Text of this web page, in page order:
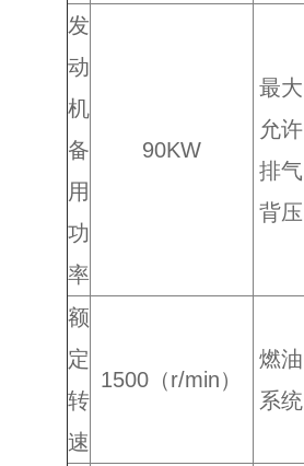
发
动
机
备
用
功
率
90KW
最大
允许
排气
背压
额
定
转
速
1500（r/min）
燃油
系统